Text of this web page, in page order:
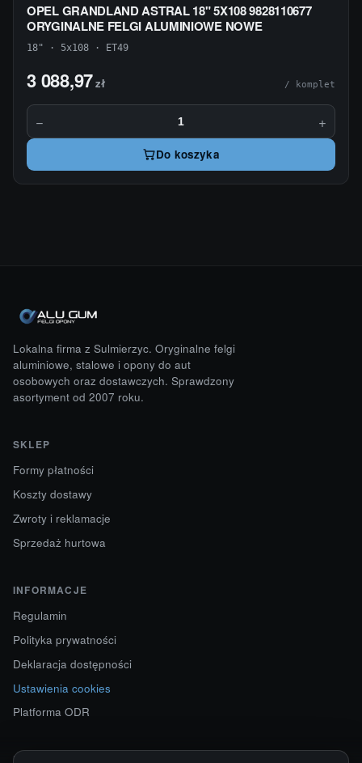
OPEL GRANDLAND ASTRAL 18" 5X108 9828110677
ORYGINALNE FELGI ALUMINIOWE NOWE
18" · 5x108 · ET49
3 088,97zł / komplet
− +
Do koszyka
Lokalna firma z Sulmierzyc. Oryginalne felgi
aluminiowe, stalowe i opony do aut
osobowych oraz dostawczych. Sprawdzony
asortyment od 2007 roku.
SKLEP
Formy płatności
Koszty dostawy
Zwroty i reklamacje
Sprzedaż hurtowa
INFORMACJE
Regulamin
Polityka prywatności
Deklaracja dostępności
Ustawienia cookies
Platforma ODR
KONTAKT